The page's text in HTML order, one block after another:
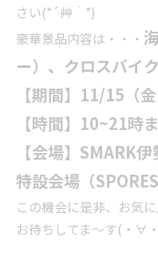
さい(*´艸｀*)
豪華景品内容は・・・
ー）、クロスバイク
【期間】11/15（
【時間】10~21時
【会場】SMARK
特設会場（
この機会に是非、お気
お待ちしてま～す(・∀